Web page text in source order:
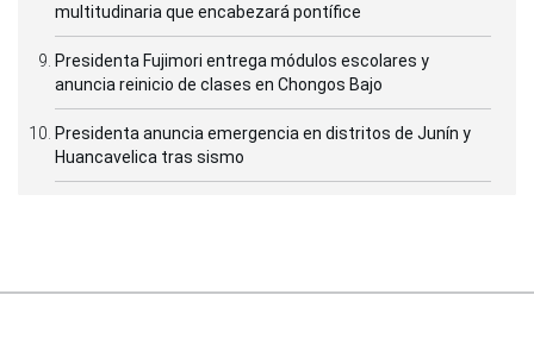
multitudinaria que encabezará pontífice
Presidenta Fujimori entrega módulos escolares y
anuncia reinicio de clases en Chongos Bajo
Presidenta anuncia emergencia en distritos de Junín y
Huancavelica tras sismo